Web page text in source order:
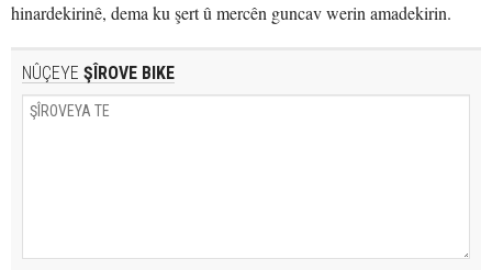
hinardekirinê, dema ku şert û mercên guncav werin amadekirin.
NÛÇEYE ŞÎROVE BIKE